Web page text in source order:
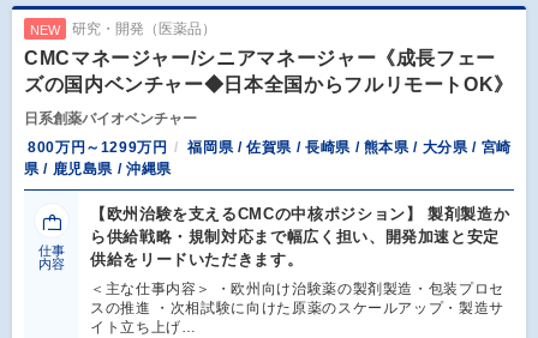
NEW 研究・開発（医薬品）
CMCマネージャー/シニアマネージャー《成長フェー
ズの国内ベンチャー◆日本全国からフルリモートOK》
日系創薬バイオベンチャー
800万円～1299万円
福岡県 / 佐賀県 / 長崎県 / 熊本県 / 大分県 / 宮崎
県 / 鹿児島県 / 沖縄県
仕事
内容
【欧州治験を支えるCMCの中核ポジション】 製剤製造か
ら供給戦略・規制対応まで幅広く担い、開発加速と安定
供給をリードいただきます。
＜主な仕事内容＞ ・欧州向け治験薬の製剤製造・包装プロセ
スの推進 ・次相試験に向けた原薬のスケールアップ・製造サ
イト立ち上げ…